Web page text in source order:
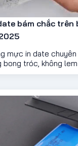
bám chắc trên
mực in date
bong tróc, không